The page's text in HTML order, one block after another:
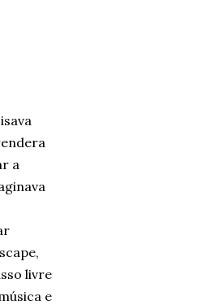
a
livre
e